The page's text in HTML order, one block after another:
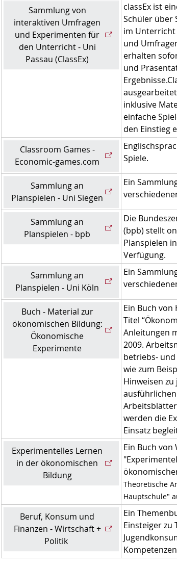
Sammlung von
interaktiven Umfragen
und Experimenten für
den Unterricht - Uni
Passau (ClassEx)
classEx ist
Schüler über
im Unterricht
und
erhalten
und
Ergebnisse.
inklusive
einfache
den Einstieg
Classroom Games -
Economic-games.com
Spiele.
Sammlung an
Planspielen - Uni Siegen
Ein
Sammlung an
Planspielen - bpb
Die
(bpb) stellt
Planspielen
Verfügung.
Sammlung an
Planspielen - Uni Köln
Ein
Buch - Material zur
ökonomischen Bildung:
Ökonomische
Experimente
Ein Buch von
Titel
Anleitungen
2009.
betriebs-
wie zum
Hinweisen
werden die
Einsatz
Experimentelles Lernen
in der ökonomischen
Bildung
Ein Buch
Theoretische
Hauptschule"
Beruf, Konsum und
Finanzen - Wirtschaft +
Politik
Ein
Einsteiger zu